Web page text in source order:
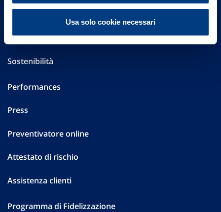
Usa solo cookie necessari
Altre informazioni
Sostenibilità
Performances
Press
Preventivatore online
Attestato di rischio
Assistenza clienti
Programma di Fidelizzazione